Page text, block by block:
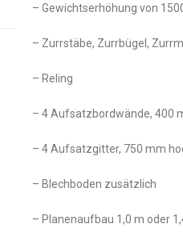
– Gewichtserhöhung von
– Zurrstäbe, Zurrbügel,
– Reling
– 4 Aufsatzbordwände, 400
– 4 Aufsatzgitter, 750 mm
– Blechboden zusätzlich
– Planenaufbau 1,0 m oder